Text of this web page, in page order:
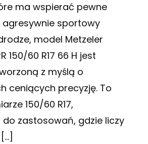
ma wspierać pewne
agresywnie sportowy
model Metzeler
150/60 R17 66 H jest
z myślą o
ceniących precyzję. To
150/60 R17,
zastosowań, gdzie liczy